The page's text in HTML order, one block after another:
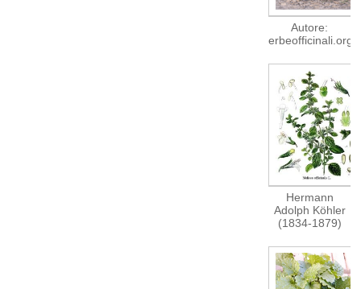
Autore:
erbeofficinali.org
Hermann
Adolph Köhler
(1834-1879)